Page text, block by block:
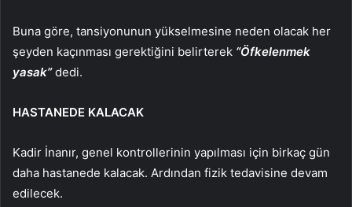
Buna göre, tansiyonunun yükselmesine neden olacak her
şeyden kaçınması gerektiğini belirterek “Öfkelenmek
yasak”dedi.
HASTANEDE KALACAK
Kadir İnanır, genel kontrollerinin yapılması için birkaç gün
daha hastanede kalacak. Ardından fizik tedavisine devam
edilecek.